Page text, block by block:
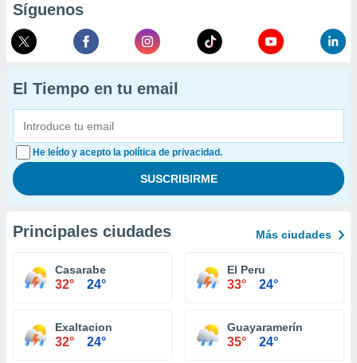
Síguenos
El Tiempo en tu email
He leído y acepto la política de privacidad.
Principales ciudades Más ciudades
Casarabe
32° 24°
El Peru
33° 24°
Exaltacion
32° 24°
Guayaramerín
35° 24°